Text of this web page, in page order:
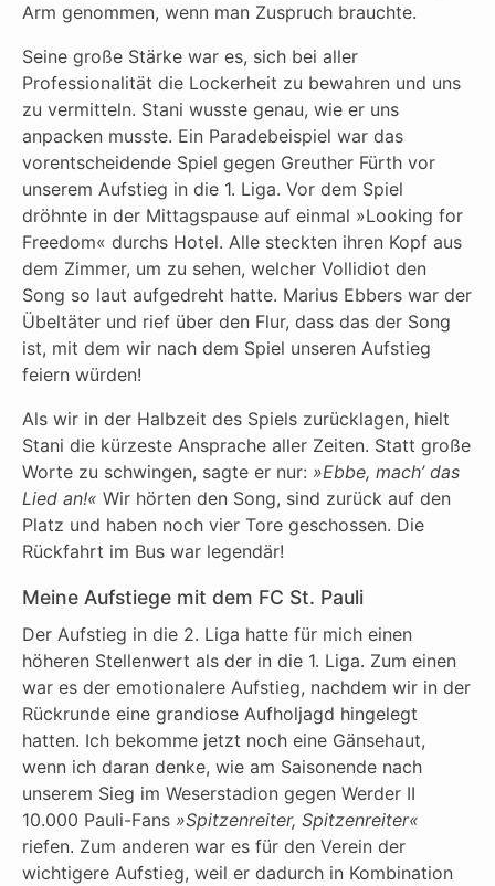
Arm genommen, wenn man Zuspruch brauchte.
Seine große Stärke war es, sich bei aller
Professionalität die Lockerheit zu bewahren und uns
zu vermitteln. Stani wusste genau, wie er uns
anpacken musste. Ein Paradebeispiel war das
vorentscheidende Spiel gegen Greuther Fürth vor
unserem Aufstieg in die 1. Liga. Vor dem Spiel
dröhnte in der Mittagspause auf einmal »Looking for
Freedom« durchs Hotel. Alle steckten ihren Kopf aus
dem Zimmer, um zu sehen, welcher Vollidiot den
Song so laut aufgedreht hatte. Marius Ebbers war der
Übeltäter und rief über den Flur, dass das der Song
ist, mit dem wir nach dem Spiel unseren Aufstieg
feiern würden!
Als wir in der Halbzeit des Spiels zurücklagen, hielt
Stani die kürzeste Ansprache aller Zeiten. Statt große
Worte zu schwingen, sagte er nur: »Ebbe, mach’ das
Lied an!« Wir hörten den Song, sind zurück auf den
Platz und haben noch vier Tore geschossen. Die
Rückfahrt im Bus war legendär!
Meine Aufstiege mit dem FC St. Pauli
Der Aufstieg in die 2. Liga hatte für mich einen
höheren Stellenwert als der in die 1. Liga. Zum einen
war es der emotionalere Aufstieg, nachdem wir in der
Rückrunde eine grandiose Aufholjagd hingelegt
hatten. Ich bekomme jetzt noch eine Gänsehaut,
wenn ich daran denke, wie am Saisonende nach
unserem Sieg im Weserstadion gegen Werder II
10.000 Pauli-Fans »Spitzenreiter, Spitzenreiter«
riefen. Zum anderen war es für den Verein der
wichtigere Aufstieg, weil er dadurch in Kombination